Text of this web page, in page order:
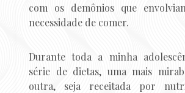
com os demônios que
necessidade de comer.
Durante toda a minha
série de dietas, uma mais
outra, seja receitada por